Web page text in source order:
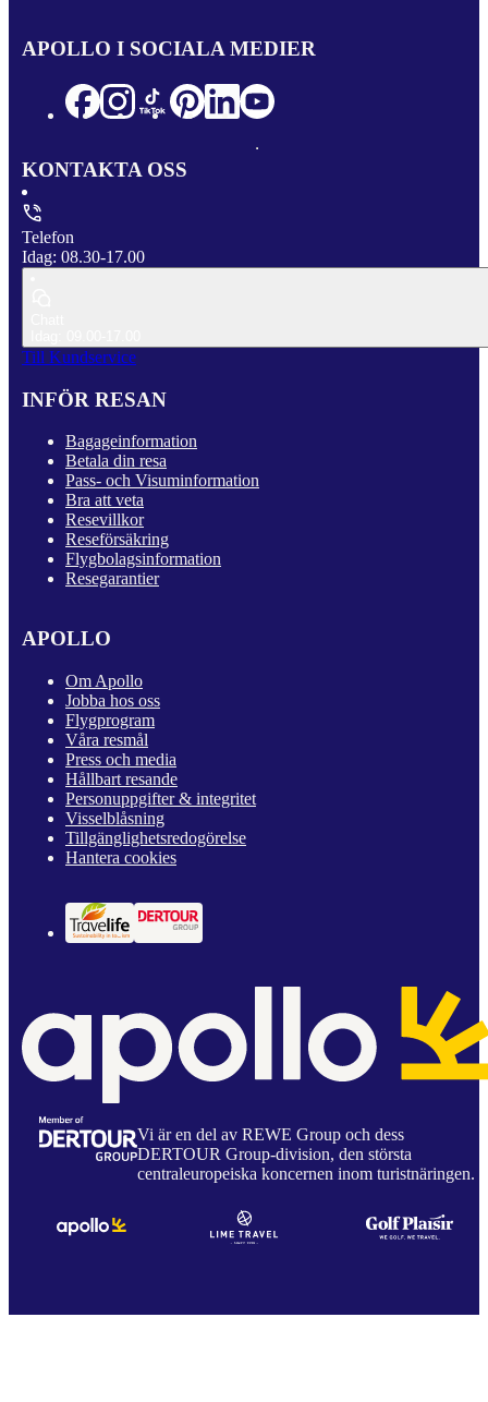
APOLLO I SOCIALA MEDIER
KONTAKTA OSS
Telefon
Idag: 08.30-17.00
Till Kundservice
INFÖR RESAN
Bagageinformation
Betala din resa
Pass- och Visuminformation
Bra att veta
Resevillkor
Reseförsäkring
Flygbolagsinformation
Resegarantier
APOLLO
Om Apollo
Jobba hos oss
Flygprogram
Våra resmål
Press och media
Hållbart resande
Personuppgifter & integritet
Visselblåsning
Tillgänglighetsredogörelse
Hantera cookies
Vi är en del av REWE Group och dess
DERTOUR Group-division, den största
centraleuropeiska koncernen inom turistnäringen.